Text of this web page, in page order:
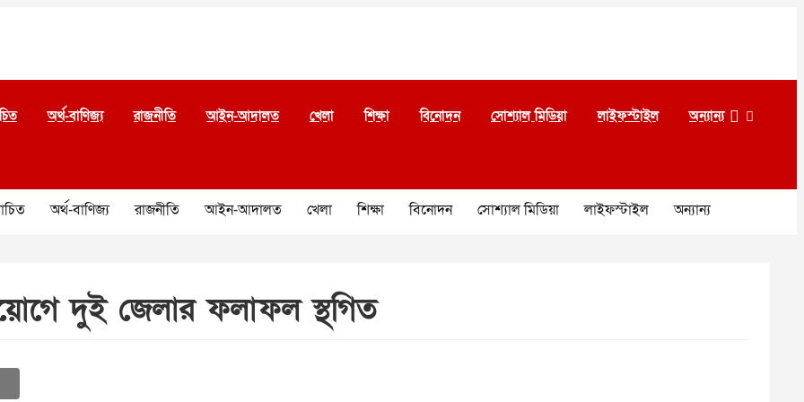
অর্থ-বাণিজ্য রাজনীতি আইন-আদালত খেলা শিক্ষা বিনোদন সোশ্যাল মিডিয়া লাইফস্টাইল অন্যান্য
অর্থ-বাণিজ্য রাজনীতি আইন-আদালত খেলা শিক্ষা বিনোদন সোশ্যাল মিডিয়া লাইফস্টাইল অন্যান্য
দুই জেলার ফলাফল স্থগিত